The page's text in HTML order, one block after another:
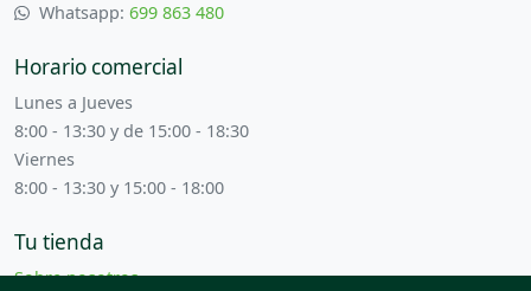
Whatsapp: 699 863 480
Horario comercial
Lunes a Jueves
8:00 - 13:30 y de 15:00 - 18:30
Viernes
8:00 - 13:30 y 15:00 - 18:00
Tu tienda
Sobre nosotros